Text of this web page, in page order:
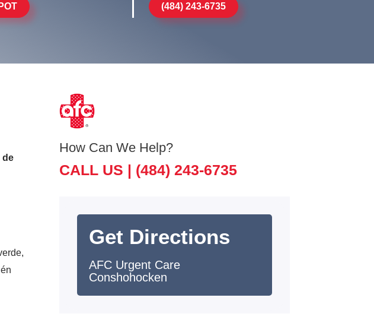
(484) 243-6735
de
How Can We Help?
CALL US | (484) 243-6735
Get Directions
AFC Urgent Care
Conshohocken